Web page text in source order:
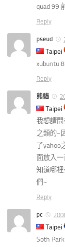
quad 99
Reply
pseud
Taipei
xubuntu
Reply
熊貓
Taipei
我想請
之類的~
了
面放入
知道哪
們~
Reply
pc
Taipei
Soth